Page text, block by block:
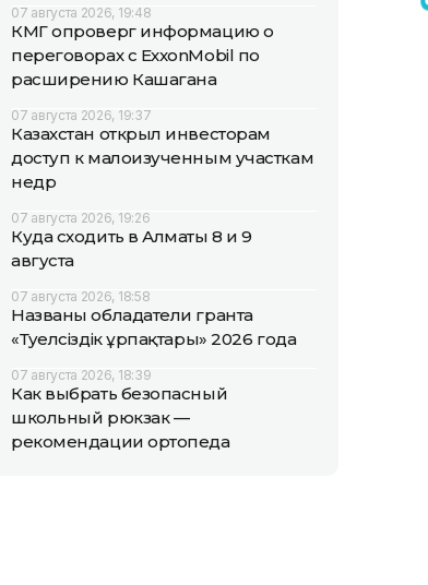
07 августа 2026, 19:48
КМГ опроверг информацию о
переговорах с ExxonMobil по
расширению Кашагана
07 августа 2026, 19:37
Казахстан открыл инвесторам
доступ к малоизученным участкам
недр
07 августа 2026, 19:26
Куда сходить в Алматы 8 и 9
августа
07 августа 2026, 18:58
Названы обладатели гранта
«Тәуелсіздік ұрпақтары» 2026 года
07 августа 2026, 18:39
Как выбрать безопасный
школьный рюкзак —
рекомендации ортопеда